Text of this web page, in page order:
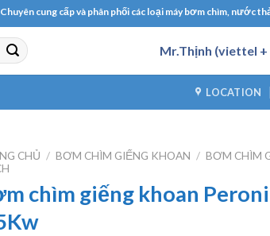
cung cấp và phân phối các loại máy bơm chìm, nước thải -
Mr.Thịnh (viettel +
LOCATION
CHỦ / BƠM CHÌM GIẾNG KHOAN / BƠM CHÌM
chìm giếng khoan